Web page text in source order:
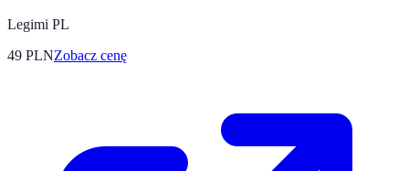
Legimi PL
49 PLNZobacz cenę